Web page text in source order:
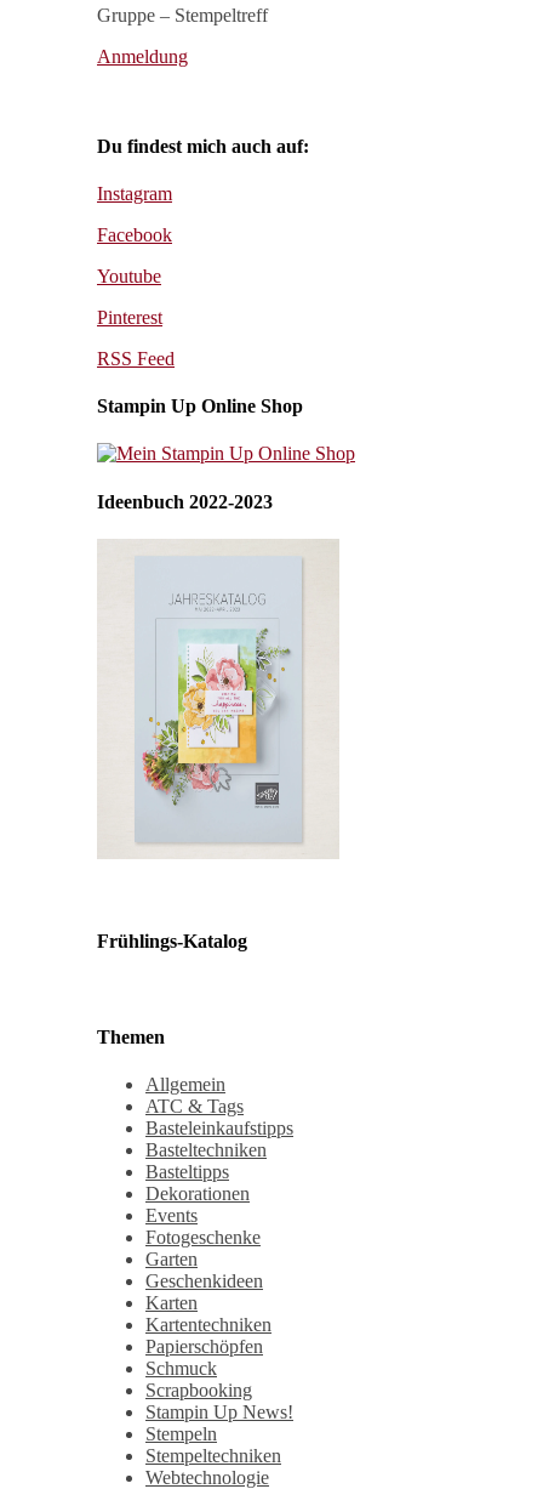
Gruppe – Stempeltreff
Anmeldung
Du findest mich auch auf:
Instagram
Facebook
Youtube
Pinterest
RSS Feed
Stampin Up Online Shop
Ideenbuch 2022-2023
Frühlings-Katalog
Themen
Allgemein
ATC & Tags
Basteleinkaufstipps
Basteltechniken
Basteltipps
Dekorationen
Events
Fotogeschenke
Garten
Geschenkideen
Karten
Kartentechniken
Papierschöpfen
Schmuck
Scrapbooking
Stampin Up News!
Stempeln
Stempeltechniken
Webtechnologie